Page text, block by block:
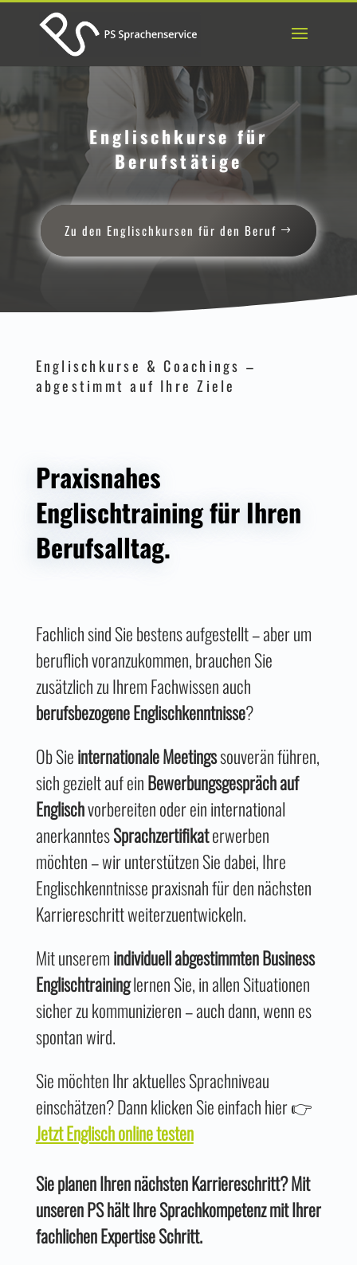
Englischkurse für
Berufstätige
Zu den Englischkursen für den Beruf
Englischkurse & Coachings –
abgestimmt auf Ihre Ziele
Praxisnahes
Englischtraining für Ihren
Berufsalltag.
Fachlich sind Sie bestens aufgestellt – aber um
beruflich voranzukommen, brauchen Sie
zusätzlich zu Ihrem Fachwissen auch
berufsbezogeneEnglischkenntnisse?
Ob Sieinternationale Meetingssouverän führen,
sich gezielt auf einBewerbungsgespräch auf
Englischvorbereiten oder ein international
anerkanntesSprachzertifikaterwerben
möchten – wir unterstützen Sie dabei, Ihre
Englischkenntnisse praxisnah für den nächsten
Karriereschritt weiterzuentwickeln.
Mit unseremindividuell abgestimmten Business
Englischtraininglernen Sie, in allen Situationen
sicher zu kommunizieren – auch dann, wenn es
spontan wird.
Sie möchten Ihr aktuelles Sprachniveau
einschätzen? Dann klicken Sie einfach hier 👉
Jetzt Englisch online testen
Sie planen Ihren nächsten Karriereschritt? Mit
unseren PS hält Ihre Sprachkompetenz mit Ihrer
fachlichen Expertise Schritt.